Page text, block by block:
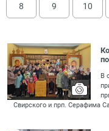
8 9 10
В
Свирского и прп. Серафима